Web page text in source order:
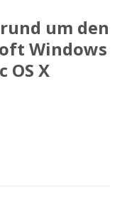
um den
Windows
OS X